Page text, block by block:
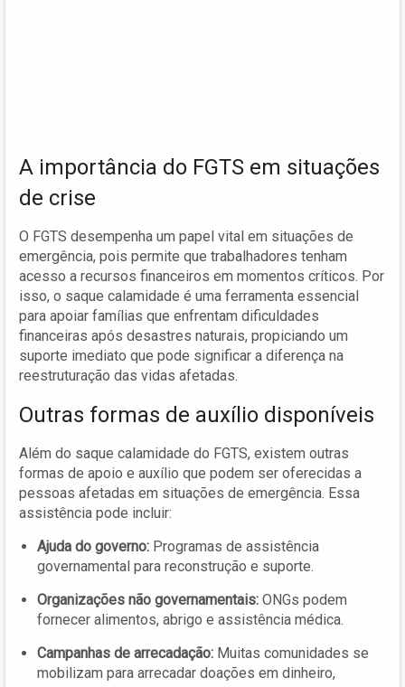
A importância do FGTS em situações
de crise
O FGTS desempenha um papel vital em situações de
emergência, pois permite que trabalhadores tenham
acesso a recursos financeiros em momentos críticos. Por
isso, o saque calamidade é uma ferramenta essencial
para apoiar famílias que enfrentam dificuldades
financeiras após desastres naturais, propiciando um
suporte imediato que pode significar a diferença na
reestruturação das vidas afetadas.
Outras formas de auxílio disponíveis
Além do saque calamidade do FGTS, existem outras
formas de apoio e auxílio que podem ser oferecidas a
pessoas afetadas em situações de emergência. Essa
assistência pode incluir:
Ajuda do governo: Programas de assistência
governamental para reconstrução e suporte.
Organizações não governamentais: ONGs podem
fornecer alimentos, abrigo e assistência médica.
Campanhas de arrecadação: Muitas comunidades se
mobilizam para arrecadar doações em dinheiro,